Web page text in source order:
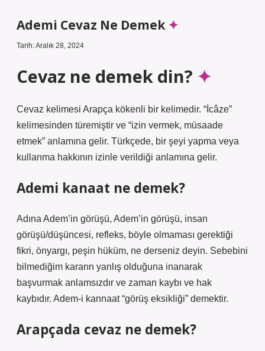
Ademi Cevaz Ne Demek
Tarih: Aralık 28, 2024
Cevaz ne demek din?
Cevaz kelimesi Arapça kökenli bir kelimedir. “İcâze”
kelimesinden türemiştir ve “izin vermek, müsaade
etmek” anlamına gelir. Türkçede, bir şeyi yapma veya
kullanma hakkının izinle verildiği anlamına gelir.
Ademi kanaat ne demek?
Adına Adem’in görüşü, Adem’in görüşü, insan
görüşü/düşüncesi, refleks, böyle olmaması gerektiği
fikri, önyargı, peşin hüküm, ne derseniz deyin. Sebebini
bilmediğim kararın yanlış olduğuna inanarak
başvurmak anlamsızdır ve zaman kaybı ve hak
kaybıdır. Adem-i kannaat “görüş eksikliği” demektir.
Arapçada cevaz ne demek?